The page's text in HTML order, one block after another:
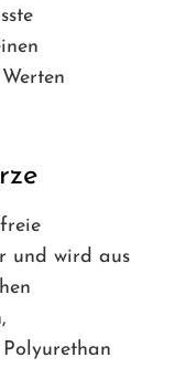
und wird aus